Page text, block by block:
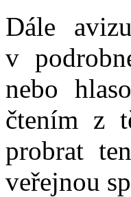
Dále
v
nebo
čtením z
probrat
veřejnou